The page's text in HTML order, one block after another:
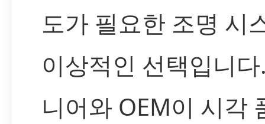
도가 필요한 조명 시
이상적인 선택입니
니어와 OEM이 시각